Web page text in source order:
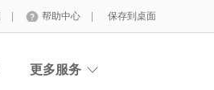
帮助中心 保存到桌面
更多服务